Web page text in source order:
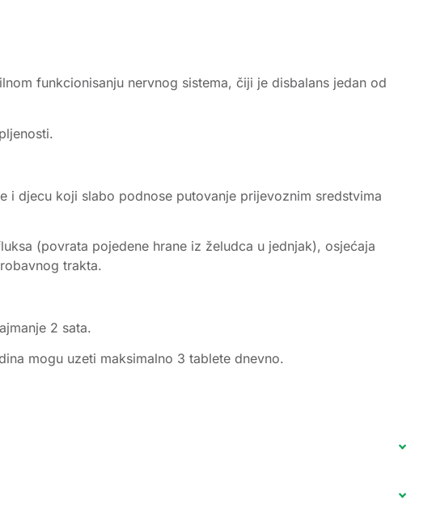
funkcionisanju nervnog sistema, čiji je disbalans jedan od
i djecu koji slabo podnose putovanje prijevoznim sredstvima
(povrata pojedene hrane iz želudca u jednjak), osjećaja
trakta.
2 sata.
mogu uzeti maksimalno 3 tablete dnevno.